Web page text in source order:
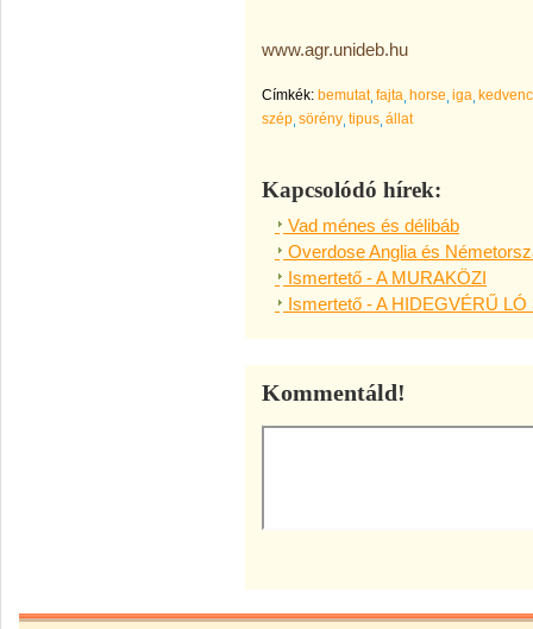
www.agr.unideb.hu
Címkék: bemutat fajta horse iga kedvenc
szép sörény tipus állat
Kapcsolódó hírek:
Vad ménes és délibáb
Overdose Anglia és
Ismertető - A MURAKÖZI
Ismertető - A HIDEGVÉRŰ LÓ
Kommentáld!